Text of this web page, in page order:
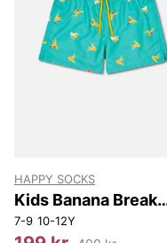
HAPPY SOCKS
Kids Banana Break
Swim Shorts
7-9 10-12Y